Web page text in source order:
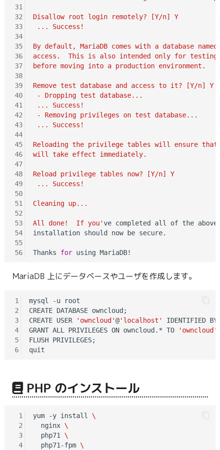
31
32
33
34
35
36
37
38
39
40
41
42
43
44
45
46
47
48
49
50
51
52
53
54
55
56
Disallow root login remotely? [Y/n] Y
... Success!
By default, MariaDB comes with a database
access.  This is also intended only for testing,
before moving into a production environment.
Remove test database and access to it? [Y/n] Y
- Dropping test database...
... Success!
- Removing privileges on test database...
... Success!
Reloading the privilege tables will ensure that
will take effect immediately.
Reload privilege tables now? [Y/n] Y
... Success!
Cleaning up...
All done!  If you've completed all of the above
installation should now be secure.
Thanks for
MariaDB 上にデータベースやユーザを作成します。
1
2
3
4
5
6
mysql -u root
CREATE DATABASE owncloud;
CREATE USER
'owncloud'@'localhost'
IDENTIFIED
GRANT ALL PRIVILEGES ON owncloud.* TO
'owncloud'
FLUSH PRIVILEGES;
PHP のインストール
1
2
3
4
yum -y install \
  nginx
\
  php71
\
  php71-fpm
\